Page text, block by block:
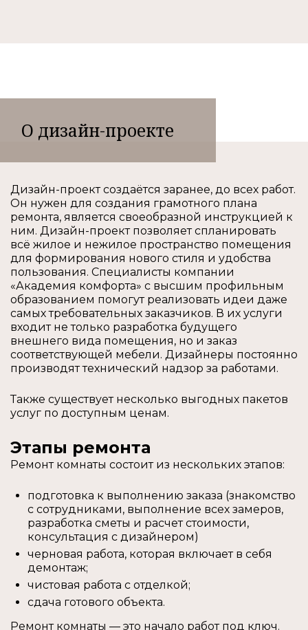
О дизайн-проекте
Дизайн-проект создаётся заранее, до всех работ.
Он нужен для создания грамотного плана
ремонта, является своеобразной инструкцией к
ним. Дизайн-проект позволяет спланировать
всё жилое и нежилое пространство помещения
для формирования нового стиля и удобства
пользования. Специалисты компании
«Академия комфорта» с высшим профильным
образованием помогут реализовать идеи даже
самых требовательных заказчиков. В их услуги
входит не только разработка будущего
внешнего вида помещения, но и заказ
соответствующей мебели. Дизайнеры постоянно
производят технический надзор за работами.
Также существует несколько выгодных пакетов
услуг по доступным ценам.
Этапы ремонта
Ремонт комнаты состоит из нескольких этапов:
подготовка к выполнению заказа (знакомство
с сотрудниками, выполнение всех замеров,
разработка сметы и расчет стоимости,
консультация с дизайнером)
черновая работа, которая включает в себя
демонтаж;
чистовая работа с отделкой;
сдача готового объекта.
Ремонт комнаты — это начало работ под ключ.